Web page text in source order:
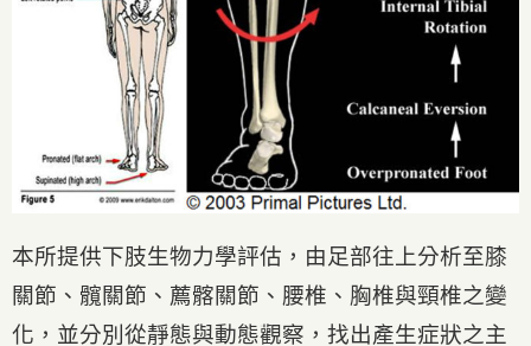
本所提供下肢生物力學評估，由足部往上分析至膝
關節、髖關節、薦髂關節、腰椎、胸椎與頸椎之變
化，並分別從靜態與動態觀察，找出產生症狀之主